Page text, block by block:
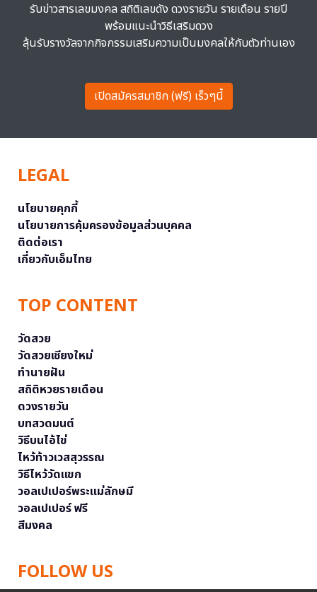
รับข่าวสารเลขมงคล สถิติเลขดัง ดวงรายวัน รายเดือน รายปี
พร้อมแนะนำวิธีเสริมดวง
ลุ้นรับรางวัลจากกิจกรรมเสริมความเป็นมงคลให้กับตัวท่านเอง
เปิดสมัครสมาชิก (ฟรี) เร็วๆนี้
LEGAL
นโยบายคุกกี้
นโยบายการคุ้มครองข้อมูลส่วนบุคคล
ติดต่อเรา
เกี่ยวกับเอ็มไทย
TOP CONTENT
วัดสวย
วัดสวยเชียงใหม่
ทำนายฝัน
สถิติหวยรายเดือน
ดวงรายวัน
บทสวดมนต์
วิธีบนไอ้ไข่
ไหว้ท้าวเวสสุวรรณ
วิธีไหว้วัดแขก
วอลเปเปอร์พระแม่ลักษมี
วอลเปเปอร์ ฟรี
สีมงคล
FOLLOW US